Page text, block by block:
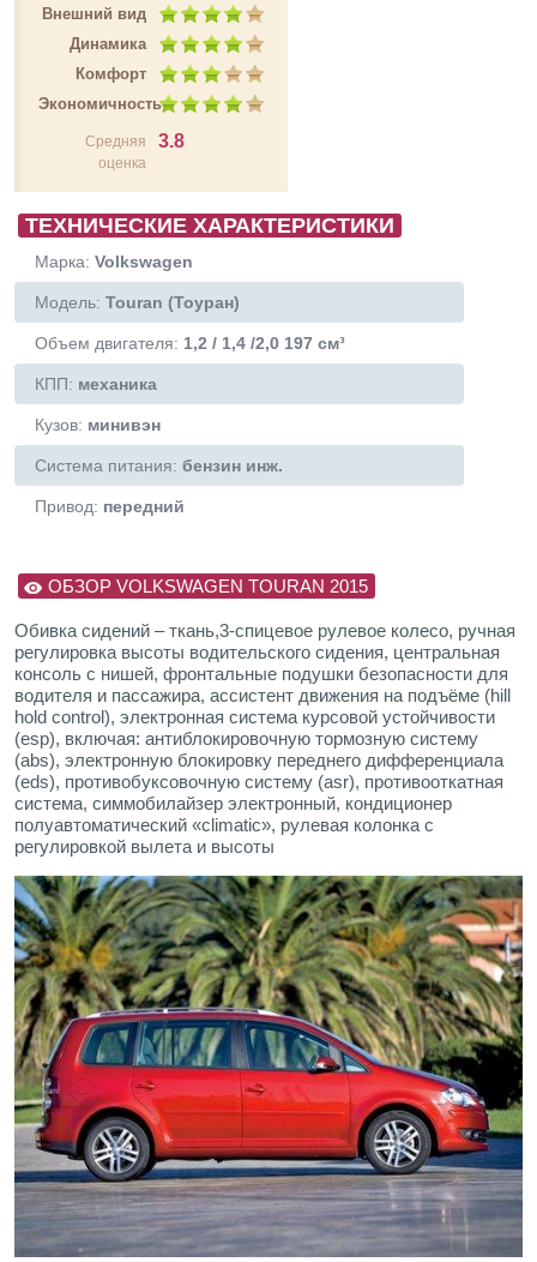
Внешний вид
Динамика
Комфорт
Экономичность
Средняя
оценка
3.8
ТЕХНИЧЕСКИЕ ХАРАКТЕРИСТИКИ
Марка: Volkswagen
Модель: Touran (Тоуран)
Объем двигателя: 1,2 / 1,4 /2,0 197 см³
КПП: механика
Кузов: минивэн
Система питания: бензин инж.
Привод: передний
ОБЗОР VOLKSWAGEN TOURAN 2015
Обивка сидений – ткань,3-спицевое рулевое колесо, ручная
регулировка высоты водительского сидения, центральная
консоль с нишей, фронтальные подушки безопасности для
водителя и пассажира, ассистент движения на подъёме (hill
hold control), электронная система курсовой устойчивости
(esp), включая: антиблокировочную тормозную систему
(abs), электронную блокировку переднего дифференциала
(eds), противобуксовочную систему (asr), противооткатная
система, симмобилайзер электронный, кондиционер
полуавтоматический «climatic», рулевая колонка с
регулировкой вылета и высоты